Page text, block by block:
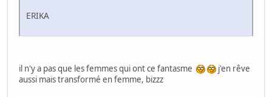
ERIKA
il n'y a pas que les femmes qui ont ce fantasme
j'en rêve
aussi mais transformé en femme, bizzz